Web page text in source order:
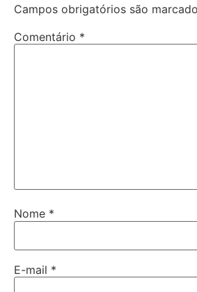
Campos obrigatórios são
Comentário *
Nome *
E-mail *